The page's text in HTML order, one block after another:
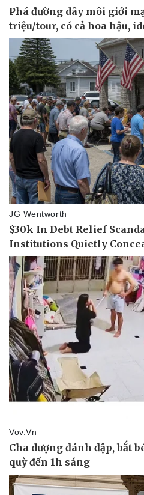
Pháp luật
Vụ án
Tin nóng
Tư vấn luật